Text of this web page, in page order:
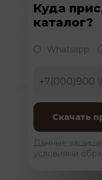
Куда
каталог?
Whatsapp
Данные
условиями